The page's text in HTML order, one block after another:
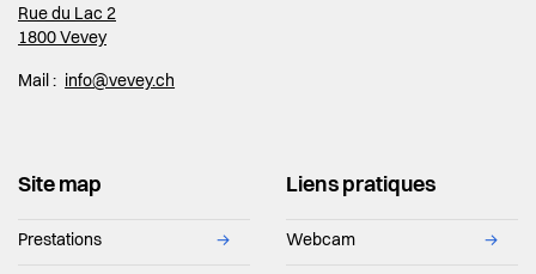
Rue du Lac 2
1800 Vevey
Mail : info@vevey.ch
Site map
Prestations →
Liens pratiques
Webcam →